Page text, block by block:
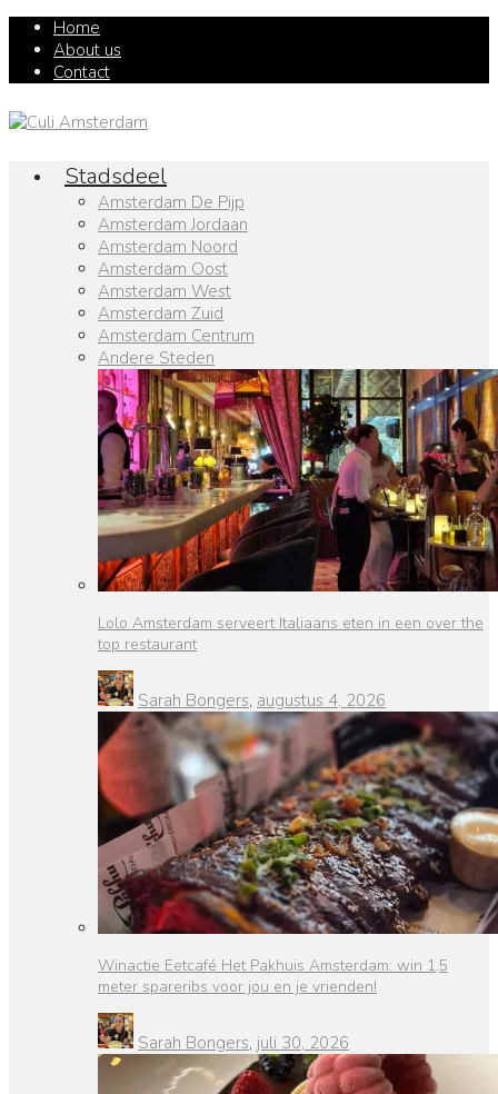
Home
About us
Contact
Stadsdeel
Amsterdam De Pijp
Amsterdam Jordaan
Amsterdam Noord
Amsterdam Oost
Amsterdam West
Amsterdam Zuid
Amsterdam Centrum
Andere Steden
Lolo Amsterdam serveert Italiaans eten in een over the
top restaurant
Sarah Bongers, augustus 4, 2026
Winactie Eetcafé Het Pakhuis Amsterdam: win 1,5
meter spareribs voor jou en je vrienden!
Sarah Bongers, juli 30, 2026